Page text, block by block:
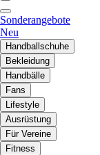
Sonderangebote
Neu
Handballschuhe
Bekleidung
Handbälle
Fans
Lifestyle
Ausrüstung
Für Vereine
Fitness